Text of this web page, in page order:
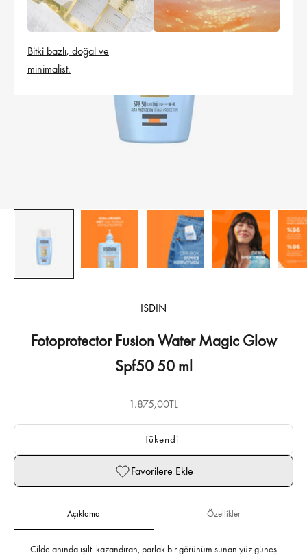
Bitki bazlı, doğal ve
minimalist.
ISDIN
Fotoprotector Fusion Water Magic Glow
Spf50 50 ml
İndirimli fiyat
1.875,00TL
Tükendi
Favorilere Ekle
Açıklama Özellikler
Cilde anında ışıltı kazandıran, parlak bir görünüm sunan yüz güneş